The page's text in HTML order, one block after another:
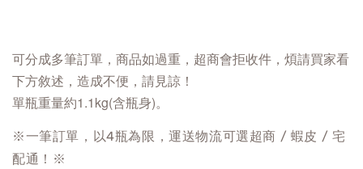
可分成多筆訂單， 商品如過重，超商會拒收件，煩請買家看
下方敘述，造成不便，請見諒！
單瓶重量約1.1kg(含瓶身)。
※一筆訂單，以4瓶為限，運送物流可選超商 / 蝦皮 / 宅
配通！※